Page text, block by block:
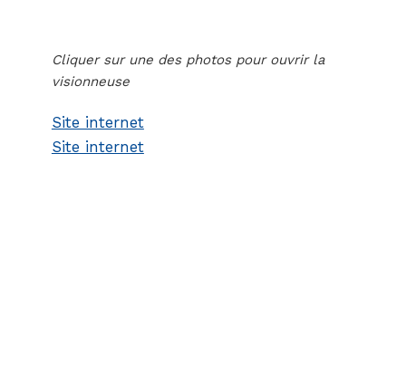
Cliquer sur une des photos pour ouvrir la
visionneuse
Site internet
Site internet